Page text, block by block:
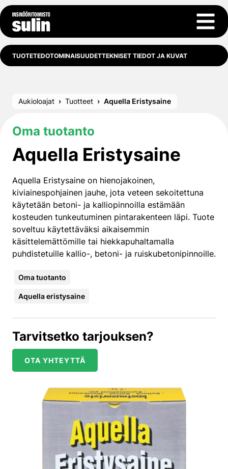
Siirry sisältöön
Avaa
TUOTETEDOTOMINAISUUDETTEKNISET TIEDOT JA KUVAT
Aukioloajat Tuotteet Aquella Eristysaine
Oma tuotanto
Aquella Eristysaine
Aquella Eristysaine on hienojakoinen,
kiviainespohjainen jauhe, jota veteen sekoitettuna
käytetään betoni- ja kalliopinnoilla estämään
kosteuden tunkeutuminen pintarakenteen läpi. Tuote
soveltuu käytettäväksi aikaisemmin
käsittelemättömille tai hiekkapuhaltamalla
puhdistetuille kallio-, betoni- ja ruiskubetonipinnoille.
Oma tuotanto
Aquella eristysaine
Tarvitsetko tarjouksen?
OTA YHTEYTTÄ